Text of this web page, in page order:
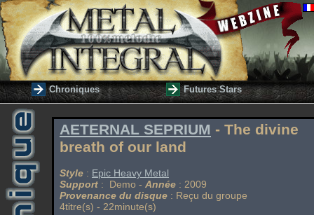
Chroniques Futures Stars
AETERNAL SEPRIUM - The divine
breath of our land
Style : Epic Heavy Metal
Support : Demo - Année : 2009
Provenance du disque : Reçu du groupe
4titre(s) - 22minute(s)